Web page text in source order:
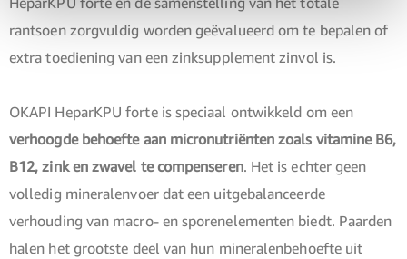
rantsoen zorgvuldig worden geëvalueerd om te bepalen of
extra toediening van een zinksupplement zinvol is.
OKAPI HeparKPU forte is speciaal ontwikkeld om een
verhoogde behoefte aan micronutriënten zoals vitamine B6,
B12, zink en zwavel te compenseren. Het is echter geen
volledig mineralenvoer dat een uitgebalanceerde
verhouding van macro- en sporenelementen biedt. Paarden
halen het grootste deel van hun mineralenbehoefte uit